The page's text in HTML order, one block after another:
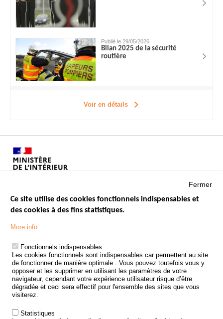
Publié le 29/05/2026
Bilan 2025 de la sécurité
routière
Voir en détails
Menu
Footer
LES SITES PUBLICS
ÉTAT DE L’INSÉCURITÉ ROUTIÈRE
TRAITEMENT DES DONNÉES PERSONNELLES DES ACCIDENTS DE
LA ROUTE
ETUDES ET RECHERCHES
APPEL À PROJETS
POLITIQUE DE SÉCURITÉ ROUTIÈRE
Fermer
Ce site utilise des cookies fonctionnels indispensables et
des cookies à des fins statistiques.
More info
Fonctionnels indispensables
Les cookies fonctionnels sont indispensables car permettent au site
de fonctionner de manière optimale . Vous pouvez toutefois vous y
opposer et les supprimer en utilisant les paramètres de votre
navigateur, cependant votre expérience utilisateur risque d’être
dégradée et ceci sera effectif pour l'ensemble des sites que vous
visiterez.
Statistiques